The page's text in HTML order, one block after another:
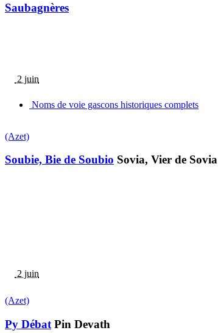
Saubagnères
2 juin
Noms de voie gascons historiques complets
(Azet)
Soubie, Bie de Soubio Sovia, Vier de Sovia
2 juin
(Azet)
Py Débat Pin Devath